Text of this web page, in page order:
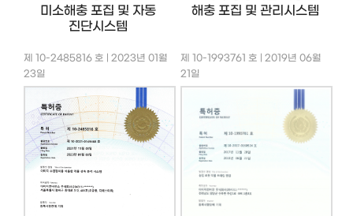
미소해충 포집 및 자동
진단시스템
해충 포집 및 관리시스템
제 10-2485816 호 | 2023년 01월
23일
제 10-1993761 호 | 2019년 06월
21일